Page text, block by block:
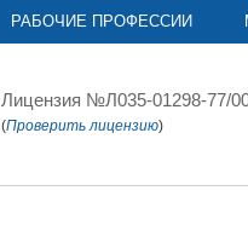
РАБОЧИЕ ПРОФЕССИИ
Лицензия №Л035-01298-77/
(Проверить лицензию)